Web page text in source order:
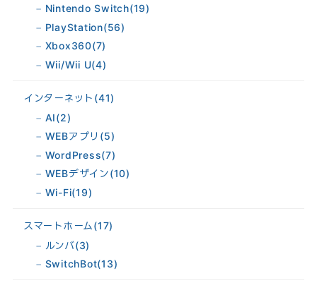
Nintendo Switch(19)
PlayStation(56)
Xbox360(7)
Wii/Wii U(4)
インターネット (41)
AI(2)
WEBアプリ (5)
WordPress(7)
WEBデザイン(10)
Wi-Fi(19)
スマートホーム(17)
ルンバ(3)
SwitchBot(13)